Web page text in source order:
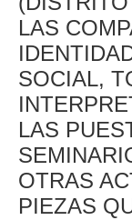
LAS
SOCIAL,
LAS
OTRAS
PIEZAS